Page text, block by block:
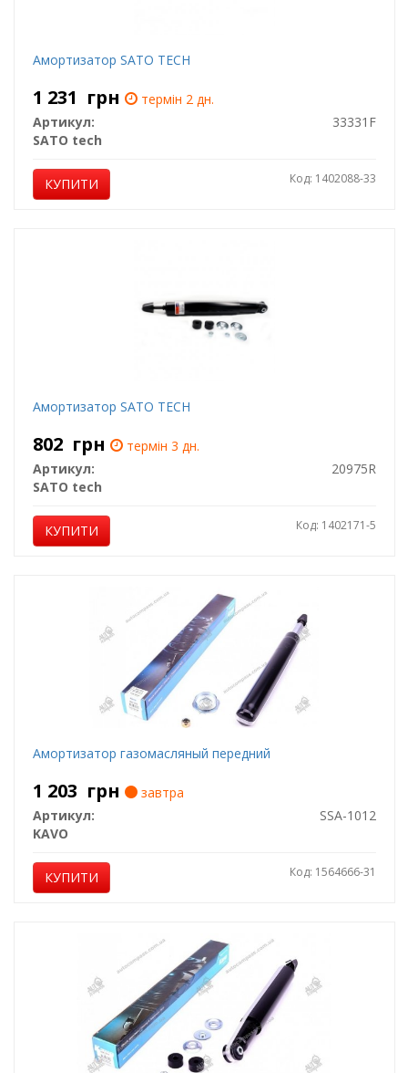
Амортизатор SATO TECH
1 231 грн
термін 2 дн.
Артикул:
33331F
SATO tech
КУПИТИ Код: 1402088-33
Амортизатор SATO TECH
802 грн
термін 3 дн.
Артикул:
20975R
SATO tech
КУПИТИ Код: 1402171-5
Амортизатор газомасляный передний
1 203 грн
завтра
Артикул:
SSA-1012
KAVO
КУПИТИ Код: 1564666-31